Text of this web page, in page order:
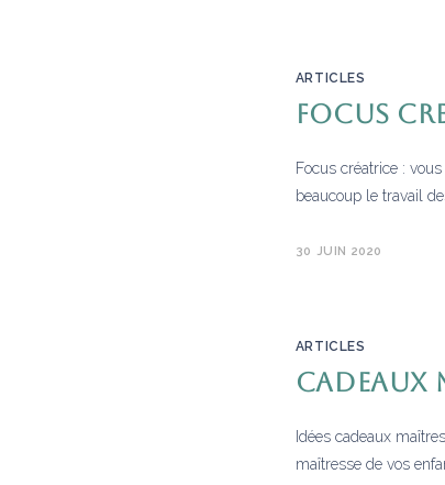
ARTICLES
FOCUS
Focus créatrice :
beaucoup le travail
30 JUIN 2020
ARTICLES
CADEAUX
Idées cadeaux
maîtresse de vos